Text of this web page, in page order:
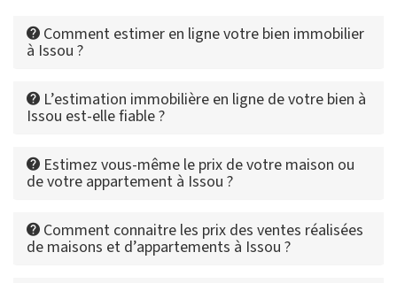
Comment estimer en ligne votre bien immobilier
à Issou ?
L’estimation immobilière en ligne de votre bien à
Issou est-elle fiable ?
Estimez vous-même le prix de votre maison ou
de votre appartement à Issou ?
Comment connaitre les prix des ventes réalisées
de maisons et d’appartements à Issou ?